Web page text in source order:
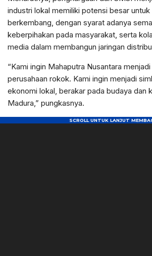
industri lokal memiliki potensi besar untuk
berkembang, dengan syarat adanya
keberpihakan pada masyarakat, serta
media dalam membangun jaringan
“Kami ingin Mahaputra Nusantara
perusahaan rokok. Kami ingin menjadi
ekonomi lokal, berakar pada budaya dan
Madura,” pungkasnya.